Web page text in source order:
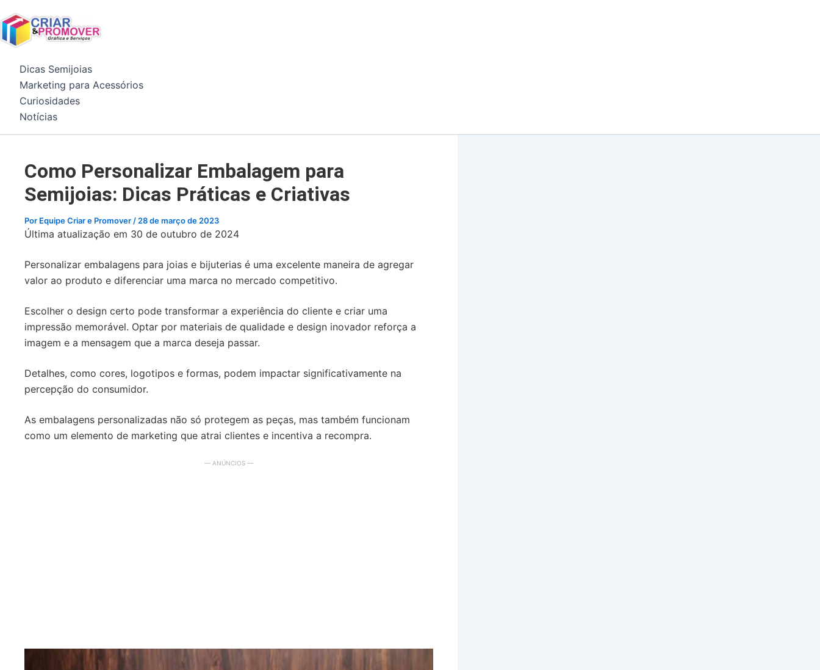
para
o
Dicas Semijoias
Marketing para Acessórios
Curiosidades
Notícias
Como Personalizar Embalagem para
Semijoias: Dicas Práticas e Criativas
Por Equipe Criar e Promover / 28 de março de 2023
Última atualização em 30 de outubro de 2024
Personalizar embalagens para joias e bijuterias é uma excelente maneira de agregar
valor ao produto e diferenciar uma marca no mercado competitivo.
Escolher o design certo pode transformar a experiência do cliente e criar uma
impressão memorável. Optar por materiais de qualidade e design inovador reforça a
imagem e a mensagem que a marca deseja passar.
Detalhes, como cores, logotipos e formas, podem impactar significativamente na
percepção do consumidor.
As embalagens personalizadas não só protegem as peças, mas também funcionam
como um elemento de marketing que atrai clientes e incentiva a recompra.
— ANÚNCIOS —